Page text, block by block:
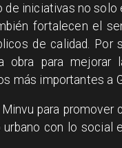
iniciativas no solo
fortalecen el
de calidad. Por
obra para mejorar
más importantes a
para promover
con lo social